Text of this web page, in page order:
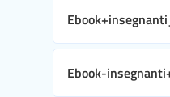
Ebook-